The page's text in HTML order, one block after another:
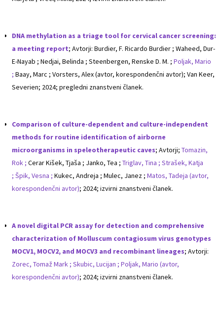
DNA methylation as a triage tool for cervical cancer screening:
a meeting report; Avtorji: Burdier, F. Ricardo Burdier ; Waheed, Dur-
E-Nayab ; Nedjai, Belinda ; Steenbergen, Renske D. M. ; Poljak, Mario
; Baay, Marc ; Vorsters, Alex (avtor, korespondenčni avtor); Van Keer,
Severien; 2024; pregledni znanstveni članek.
Comparison of culture-dependent and culture-independent
methods for routine identification of airborne
microorganisms in speleotherapeutic caves; Avtorji; Tomazin,
Rok ; Cerar Kišek, Tjaša ; Janko, Tea ; Triglav, Tina ; Strašek, Katja
; Špik, Vesna ; Kukec, Andreja ; Mulec, Janez ; Matos, Tadeja (avtor,
korespondenčni avtor); 2024; izvirni znanstveni članek.
A novel digital PCR assay for detection and comprehensive
characterization of Molluscum contagiosum virus genotypes
MOCV1, MOCV2, and MOCV3 and recombinant lineages; Avtorji:
Zorec, Tomaž Mark ; Skubic, Lucijan ; Poljak, Mario (avtor,
korespondenčni avtor); 2024; izvirni znanstveni članek.